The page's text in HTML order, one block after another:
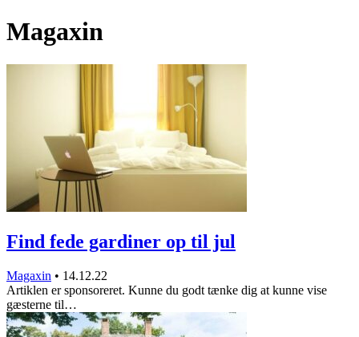
Magaxin
Find fede gardiner op til jul
Magaxin • 14.12.22
Artiklen er sponsoreret. Kunne du godt tænke dig at kunne vise
gæsterne til…